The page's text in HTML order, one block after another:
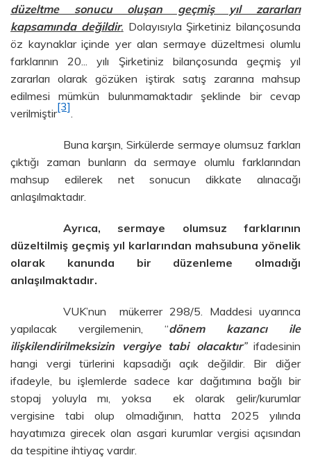
düzeltme sonucu oluşan geçmiş yıl zararları
kapsamında değildir. Dolayısıyla Şirketiniz bilançosunda
öz kaynaklar içinde yer alan sermaye düzeltmesi olumlu
farklarının 20... yılı Şirketiniz bilançosunda geçmiş yıl
zararları olarak gözüken iştirak satış zararına mahsup
edilmesi mümkün bulunmamaktadır şeklinde bir cevap
verilmiştir
[3]
.
Buna karşın, Sirkülerde sermaye olumsuz farkları
çıktığı zaman bunların da sermaye olumlu farklarından
mahsup edilerek net sonucun dikkate alınacağı
anlaşılmaktadır.
Ayrıca, sermaye olumsuz farklarının
düzeltilmiş geçmiş yıl karlarından mahsubuna yönelik
olarak kanunda bir düzenleme olmadığı
anlaşılmaktadır.
VUK’nun mükerrer 298/5. Maddesi uyarınca
yapılacak vergilemenin, “dönem kazancı ile
ilişkilendirilmeksizin vergiye tabi olacaktır” ifadesinin
hangi vergi türlerini kapsadığı açık değildir. Bir diğer
ifadeyle, bu işlemlerde sadece kar dağıtımına bağlı bir
stopaj yoluyla mı, yoksa ek olarak gelir/kurumlar
vergisine tabi olup olmadığının, hatta 2025 yılında
hayatımıza girecek olan asgari kurumlar vergisi açısından
da tespitine ihtiyaç vardır.